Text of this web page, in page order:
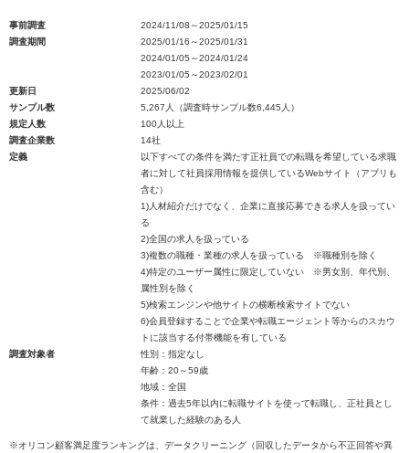
事前調査
2024/11/08～2025/01/15
調査期間
2025/01/16～2025/01/31
2024/01/05～2024/01/24
2023/01/05～2023/02/01
更新日
2025/06/02
サンプル数
5,267人（調査時サンプル数6,445人）
規定人数
100人以上
調査企業数
14社
定義
以下すべての条件を満たす正社員での転職を希望している求職
者に対して社員採用情報を提供しているWebサイト（アプリも
含む）
1)人材紹介だけでなく、企業に直接応募できる求人を扱ってい
る
2)全国の求人を扱っている
3)複数の職種・業種の求人を扱っている ※職種別を除く
4)特定のユーザー属性に限定していない ※男女別、年代別、
属性別を除く
5)検索エンジンや他サイトの横断検索サイトでない
6)会員登録することで企業や転職エージェント等からのスカウ
トに該当する付帯機能を有している
調査対象者
性別：指定なし
年齢：20～59歳
地域：全国
条件：過去5年以内に転職サイトを使って転職し、正社員とし
て就業した経験のある人
※オリコン顧客満足度ランキングは、データクリーニング（回収したデータから不正回答や異